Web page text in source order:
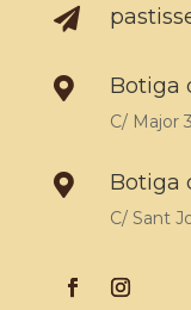

 Botiga
C/ Major
 Botiga
C/ Sant